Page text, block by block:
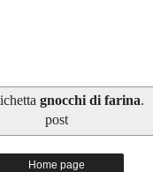
gnocchi di farina.
post
Home page